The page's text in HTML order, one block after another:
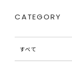
CATEGORY
すべて